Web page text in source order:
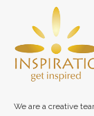
We are a creative